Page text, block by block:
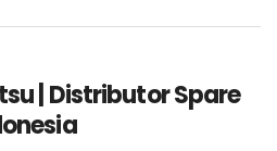
| Distributor Spare